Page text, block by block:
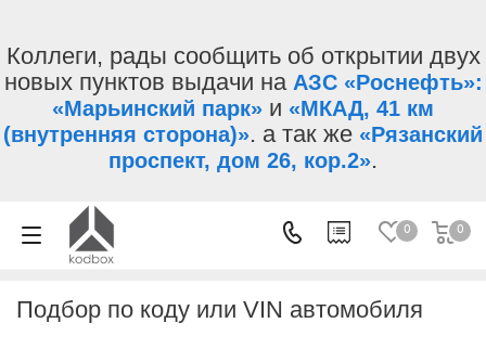
Коллеги, рады сообщить об открытии двух
новых пунктов выдачи на АЗС «Роснефть»:
«Марьинский парк» и «МКАД, 41 км
(внутренняя сторона)». а так же «Рязанский
проспект, дом 26, кор.2».
0 0
Подбор по коду или VIN автомобиля